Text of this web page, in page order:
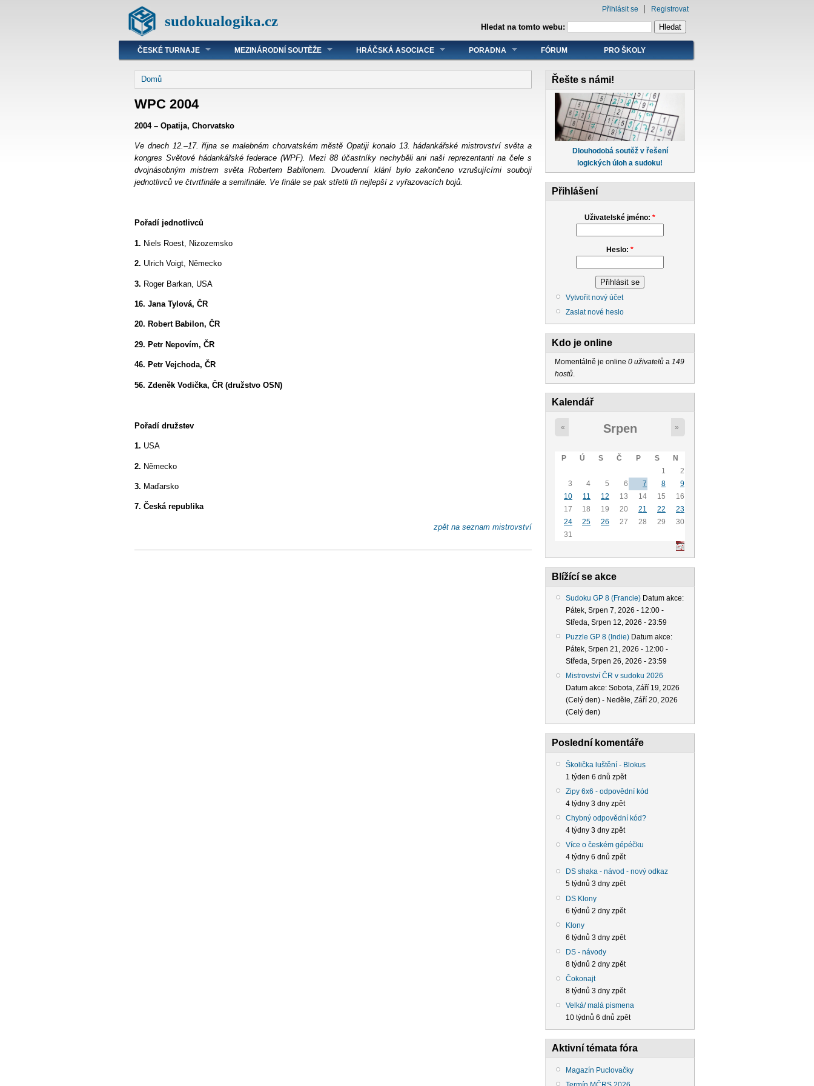
sudokualogika.cz Hledat na tomto webu:
Přihlásit se Registrovat
ČESKÉ TURNAJE MEZINÁRODNÍ SOUTĚŽE HRÁČSKÁ ASOCIACE PORADNA FÓRUM PRO ŠKOLY
Domů
WPC 2004
2004 – Opatija, Chorvatsko
Ve dnech 12.–17. října se malebném chorvatském městě Opatiji konalo 13. hádankářské mistrovství světa a
kongres Světové hádankářské federace (WPF). Mezi 88 účastníky nechyběli ani naši reprezentanti na čele s
dvojnásobným mistrem světa Robertem Babilonem. Dvoudenní klání bylo zakončeno vzrušujícími souboji
jednotlivců ve čtvrtfinále a semifinále. Ve finále se pak střetli tři nejlepší z vyřazovacích bojů.
Pořadí jednotlivců
1. Niels Roest, Nizozemsko
2. Ulrich Voigt, Německo
3. Roger Barkan, USA
16. Jana Tylová, ČR
20. Robert Babilon, ČR
29. Petr Nepovím, ČR
46. Petr Vejchoda, ČR
56. Zdeněk Vodička, ČR (družstvo OSN)
Pořadí družstev
1. USA
2. Německo
3. Maďarsko
7. Česká republika
zpět na seznam mistrovství
Řešte s námi!
Dlouhodobá soutěž v řešení
logických úloh a sudoku!
Přihlášení
Uživatelské jméno: *
Heslo: *
Vytvořit nový účet
Zaslat nové heslo
Kdo je online
Momentálně je online 0 uživatelů a 149
hostů.
Kalendář
« Srpen »
P Ú S Č P S
N
1
2
3
4 5 6 7 8
9
10
11 12 13 14 15
16
17
18 19 20 21 22
23
24
25 26 27 28 29
30
31
Blížící se akce
Sudoku GP 8 (Francie) Datum akce:
Pátek, Srpen 7, 2026 - 12:00 -
Středa, Srpen 12, 2026 - 23:59
Puzzle GP 8 (Indie) Datum akce:
Pátek, Srpen 21, 2026 - 12:00 -
Středa, Srpen 26, 2026 - 23:59
Mistrovství ČR v sudoku 2026
Datum akce: Sobota, Září 19, 2026
(Celý den) - Neděle, Září 20, 2026
(Celý den)
Poslední komentáře
Školička luštění - Blokus
1 týden 6 dnů zpět
Zipy 6x6 - odpovědní kód
4 týdny 3 dny zpět
Chybný odpovědní kód?
4 týdny 3 dny zpět
Více o českém gépéčku
4 týdny 6 dnů zpět
DS shaka - návod - nový odkaz
5 týdnů 3 dny zpět
DS Klony
6 týdnů 2 dny zpět
Klony
6 týdnů 3 dny zpět
DS - návody
8 týdnů 2 dny zpět
Čokonajt
8 týdnů 3 dny zpět
Velká/ malá pismena
10 týdnů 6 dnů zpět
Aktivní témata fóra
Magazín Puclovačky